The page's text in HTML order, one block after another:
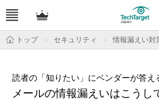
トップ セキュリティ 情報漏えい対
メールの情報漏えいはこうし
読者の「知りたい」にベンダーが答え